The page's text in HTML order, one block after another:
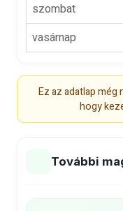
szombat
vasárnap
Ez az adatlap még
hogy
További